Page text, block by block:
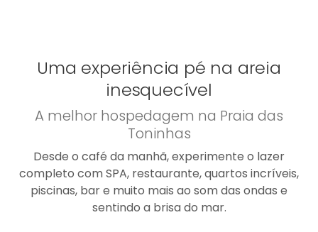
Uma experiência pé na areia
inesquecível
A melhor hospedagem na Praia das
Toninhas
Desde o café da manhã, experimente o lazer
completo com SPA, restaurante, quartos incríveis,
piscinas, bar e muito mais ao som das ondas e
sentindo a brisa do mar.